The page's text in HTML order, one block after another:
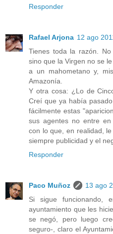
Responder
Rafael Arjona 12 ago
Tienes toda la razón.
sino que la Virgen no se
a un mahometano y,
Amazonía.
Y otra cosa: ¿Lo de
Creí que ya había
fácilmente estas
sus agentes no entre en
con lo que, en realidad,
siempre publicidad y el
Responder
Paco Muñoz
13 ago
Si sigue funcionando,
ayuntamiento que les
se negó, pero luego
seguro-, claro el